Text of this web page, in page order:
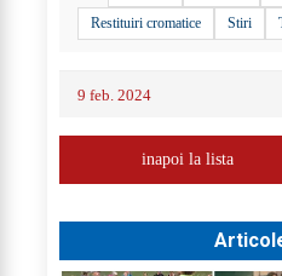
Restituiri cromatice
Stiri
9 feb. 2024
inapoi la lista